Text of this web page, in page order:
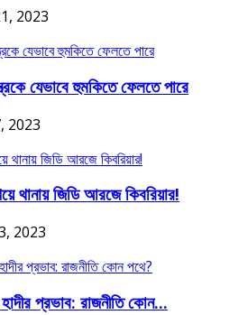
2023
যেভাবে হুমকিতে ফেলতে পারে
2023
থানায় জিডি আরজে কিবরিয়ার!
2023
হাদীর প্রভাব: রাজনীতি কোন...